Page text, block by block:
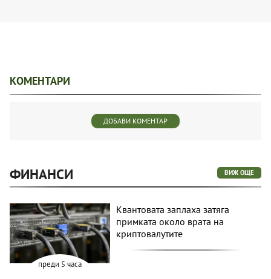
КОМЕНТАРИ
ДОБАВИ КОМЕНТАР
ФИНАНСИ ВИЖ ОЩЕ
преди 5 часа
Квантовата заплаха затяга
примката около врата на
криптовалутите